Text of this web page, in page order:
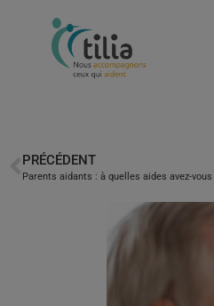
PRÉCÉDENT
Parents aidants : à quelles aides avez-